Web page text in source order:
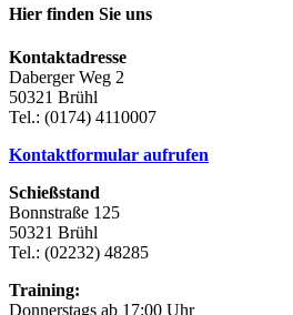
Hier finden Sie uns
Kontaktadresse
Daberger Weg 2
50321 Brühl
Tel.: (0174) 4110007
Kontaktformular aufrufen
Schießstand
Bonnstraße 125
50321 Brühl
Tel.: (02232) 48285
Training:
Donnerstags ab 17:00 Uhr